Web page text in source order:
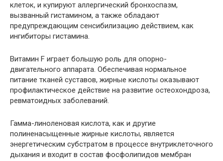
клеток, и купируют аллергический бронхоспазм,
вызванный гистамином, а также обладают
предупреждающим сенсибилизацию действием, как
ингибиторы гистамина.
Витамин F играет большую роль для опорно-
двигательного аппарата. Обеспечивая нормальное
питание тканей суставов, жирные кислоты оказывают
профилактическое действие на развитие остеохондроза,
ревматоидных заболеваний.
Гамма-линоленовая кислота, как и другие
полиненасыщенные жирные кислоты, является
энергетическим субстратом в процессе внутриклеточного
дыхания и входит в состав фосфолипидов мембран